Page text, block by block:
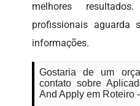
melhores
profissionais aguarda
informações.
Gostaria de um
contato sobre
And Apply em Roteiro